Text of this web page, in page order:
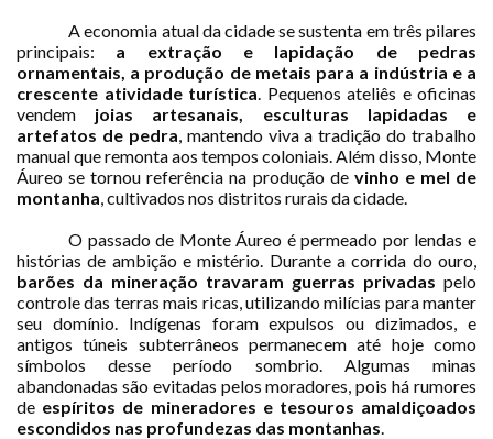
A economia atual da cidade se sustenta em três pilares
principais: a extração e lapidação de pedras
ornamentais, a produção de metais para a indústria e a
crescente atividade turística. Pequenos ateliês e oficinas
vendem joias artesanais, esculturas lapidadas e
artefatos de pedra, mantendo viva a tradição do trabalho
manual que remonta aos tempos coloniais. Além disso, Monte
Áureo se tornou referência na produção de vinho e mel de
montanha, cultivados nos distritos rurais da cidade.
O passado de Monte Áureo é permeado por lendas e
histórias de ambição e mistério. Durante a corrida do ouro,
barões da mineração travaram guerras privadas pelo
controle das terras mais ricas, utilizando milícias para manter
seu domínio. Indígenas foram expulsos ou dizimados, e
antigos túneis subterrâneos permanecem até hoje como
símbolos desse período sombrio. Algumas minas
abandonadas são evitadas pelos moradores, pois há rumores
de espíritos de mineradores e tesouros amaldiçoados
escondidos nas profundezas das montanhas.